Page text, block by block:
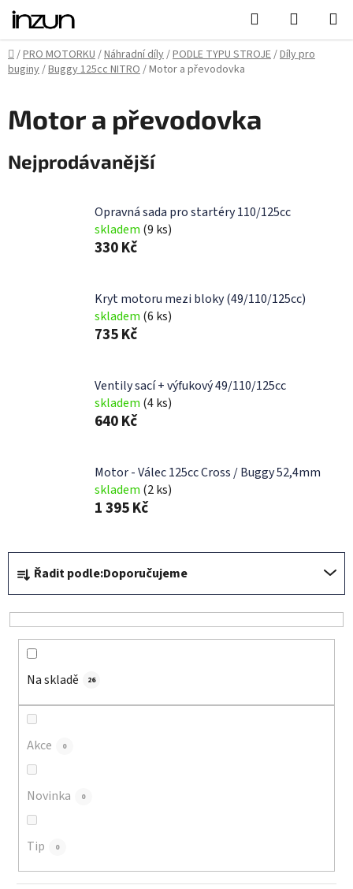
Přejít
obsah
Hledat
KOŠÍK
Domů
/PRO MOTORKU/Náhradní díly/PODLE TYPU STROJE/Díly pro
buginy/Buggy 125cc NITRO/Motor a převodovka
Motor a převodovka
Nejprodávanější
Opravná sada pro startéry 110/125cc
skladem (9 ks)
330 Kč
Kryt motoru mezi bloky (49/110/125cc)
skladem (6 ks)
735 Kč
Ventily sací + výfukový 49/110/125cc
skladem (4 ks)
640 Kč
Motor - Válec 125cc Cross / Buggy 52,4mm
skladem (2 ks)
1 395 Kč
Ř
a
z
e
Řadit podle:Doporučujeme
Na skladě 26
Akce 0
Novinka 0
Tip 0